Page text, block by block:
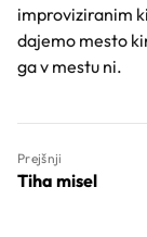
improviziranim
dajemo mesto
ga v mestu ni.
Prejšnji
Tiha misel